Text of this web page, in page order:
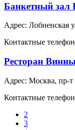
Банкетный зал
Адрес: Лобненская
Контактные
Ресторан
Адрес: Москва, пр-т
Контактные
2
3